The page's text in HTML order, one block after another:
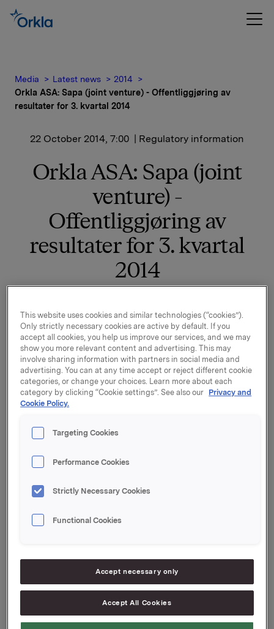
Media Latest news
2014
Orkla ASA: Sapa (joint venture) - Offentliggjøring av
resultater for 3. kvartal 2014
22 October 2014, 7:00 | Regulatory information
Orkla ASA: Sapa (joint
venture) -
Offentliggjøring av
resultater for 3. kvartal
2014
Sapa er et 50/50 joint venture mellom Norsk Hydro og
Orkla og er verdensledende innenfor ekstruderte
aluminiumløsninger. Joint venturet ble etablert 1.
september 2013 mellom Norsk Hydro ASAs
forretningsområde Ekstruderte Produkter og Orkla
ASAs Sapa.
Underliggende EBIT for Sapa i 3.kvartal 2014 økte
Sapas annonserte restruktureringer følger plan og
rapportert EBIT var påvirket av kostnader relatert til
dette.
tonnes)
This website uses cookies and similar technologies (“cookies”).
Only strictly necessary cookies are active by default. If you
accept all cookies, you help us improve our services, and we may
show you more relevant content and advertising. This may
involve sharing information with partners in social media and
advertising. You can at any time accept or reject different cookie
categories, or change your choices. Learn more about each
category by clicking “Cookie settings”. See also our Privacy and
Cookie Policy.
Targeting Cookies
Performance Cookies
Strictly Necessary Cookies
Functional Cookies
Accept necessary only
Accept All Cookies